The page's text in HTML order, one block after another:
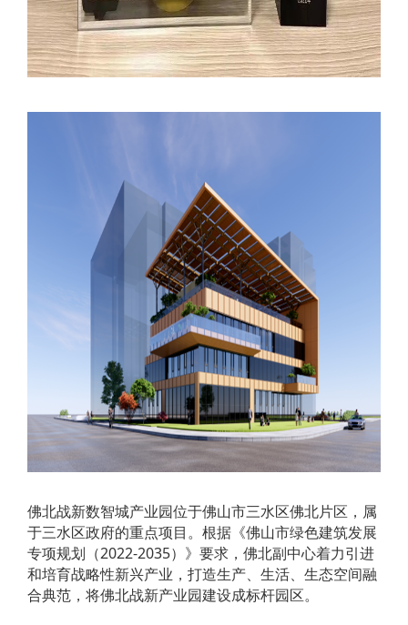
佛北战新数智城产业园位于佛山市三水区佛北片区，属
于三水区政府的重点项目。根据《佛山市绿色建筑发展
专项规划（2022-2035）》要求，佛北副中心着力引进
和培育战略性新兴产业，打造生产、生活、生态空间融
合典范，将佛北战新产业园建设成标杆园区。